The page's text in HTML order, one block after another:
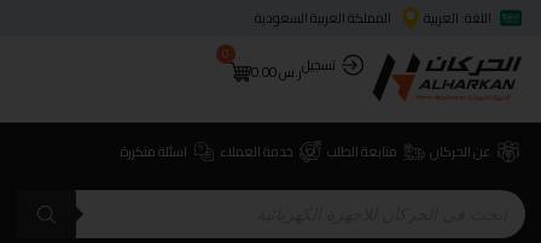
اللغة: العربية
المملكة العربية السعودية
تسجيلر.س0.00
0
عن الحركان متابعة الطلب خدمة العملاء اسئلة متكررة